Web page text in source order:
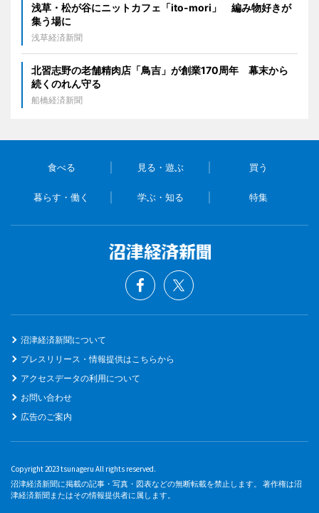
浅草・松が谷にニットカフェ「ito-mori」 編み物好きが
集う場に
浅草経済新聞
北習志野の老舗精肉店「鳥吉」が創業170周年 幕末から
続くのれん守る
船橋経済新聞
食べる 見る・遊ぶ 買う
暮らす・働く 学ぶ・知る 特集
沼津経済新聞について
プレスリリース・情報提供はこちらから
アクセスデータの利用について
お問い合わせ
広告のご案内
Copyright 2023 tsunageru All rights reserved.
沼津経済新聞に掲載の記事・写真・図表などの無断転載を禁止します。 著作権は沼
津経済新聞またはその情報提供者に属します。